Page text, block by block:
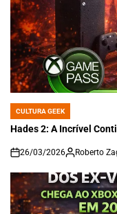
POSTED
IN
CULTURA GEEK
Hades 2: A Incrível
on
26/03/2026 Roberto